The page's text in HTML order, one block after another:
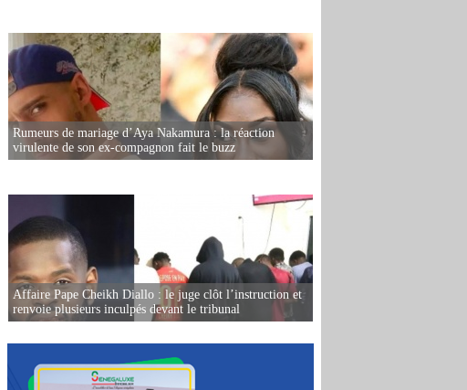
Rumeurs de mariage d’Aya Nakamura : la réaction
virulente de son ex-compagnon fait le buzz
Affaire Pape Cheikh Diallo : le juge clôt l’instruction et
renvoie plusieurs inculpés devant le tribunal